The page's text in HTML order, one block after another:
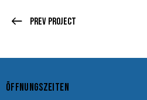
Prev Project
ÖFFNUNGSZEITEN